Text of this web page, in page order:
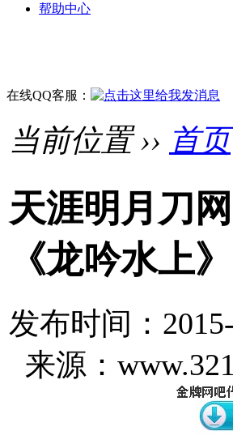
帮助中心
在线QQ客服：
当前位置 ›› 首页
天涯明月刀
《龙吟水上》
发布时间：
来源：